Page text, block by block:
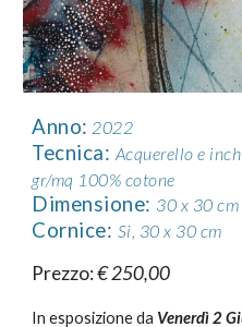
Anno: 2022
Tecnica: Acquerello e
gr/mq 100% cotone
Dimensione: 30 x 30 cm
Cornice: Si, 30 x 30 cm
Prezzo:€ 250,00
In esposizioneda Venerdì 2